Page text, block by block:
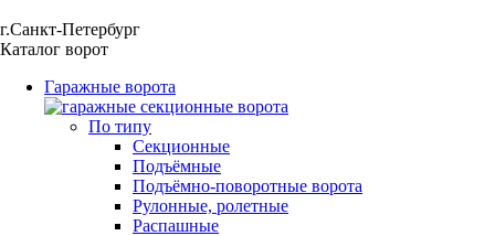
г.Санкт-Петербург
Каталог ворот
Гаражные ворота
По типу
Секционные
Подъёмные
Подъёмно-поворотные ворота
Рулонные, ролетные
Распашные